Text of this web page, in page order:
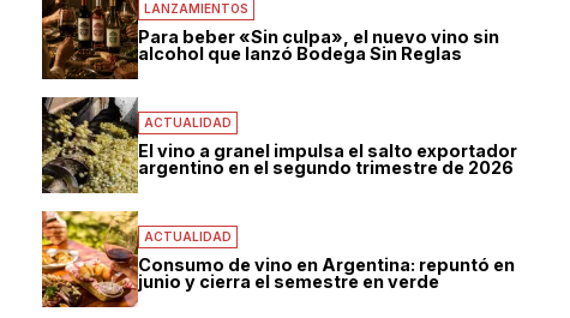
LANZAMIENTOS
Para beber «Sin culpa», el nuevo vino sin
alcohol que lanzó Bodega Sin Reglas
ACTUALIDAD
El vino a granel impulsa el salto exportador
argentino en el segundo trimestre de 2026
ACTUALIDAD
Consumo de vino en Argentina: repuntó en
junio y cierra el semestre en verde